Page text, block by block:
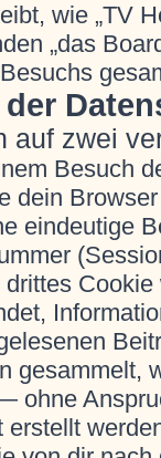
wie „TV
„das
auf zwei
Besuch
dein
eindeutige
gesammelt,
ohne